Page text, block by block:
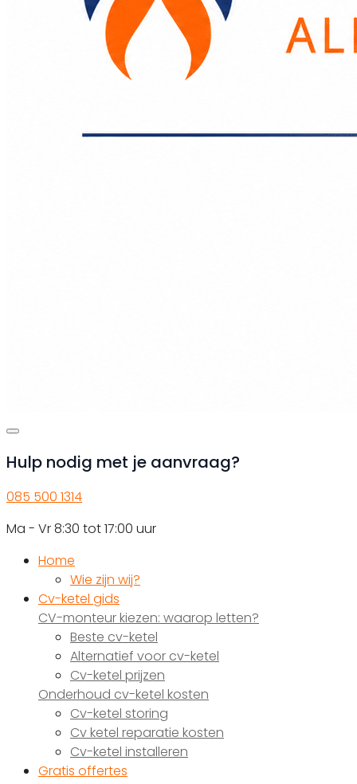
Hulp nodig met je aanvraag?
085 500 1314
Ma - Vr 8:30 tot 17:00 uur
Home
Wie zijn wij?
Cv-ketel gids
CV-monteur kiezen: waarop letten?
Beste cv-ketel
Alternatief voor cv-ketel
Cv-ketel prijzen
Onderhoud cv-ketel kosten
Cv-ketel storing
Cv ketel reparatie kosten
Cv-ketel installeren
Gratis offertes